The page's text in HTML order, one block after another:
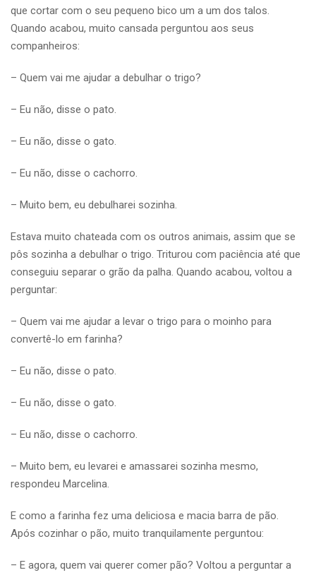
que cortar com o seu pequeno bico um a um dos talos.
Quando acabou, muito cansada perguntou aos seus
companheiros:
– Quem vai me ajudar a debulhar o trigo?
– Eu não, disse o pato.
– Eu não, disse o gato.
– Eu não, disse o cachorro.
– Muito bem, eu debulharei sozinha.
Estava muito chateada com os outros animais, assim que se
pôs sozinha a debulhar o trigo. Triturou com paciência até que
conseguiu separar o grão da palha. Quando acabou, voltou a
perguntar:
– Quem vai me ajudar a levar o trigo para o moinho para
convertê-lo em farinha?
– Eu não, disse o pato.
– Eu não, disse o gato.
– Eu não, disse o cachorro.
– Muito bem, eu levarei e amassarei sozinha mesmo,
respondeu Marcelina.
E como a farinha fez uma deliciosa e macia barra de pão.
Após cozinhar o pão, muito tranquilamente perguntou:
– E agora, quem vai querer comer pão? Voltou a perguntar a